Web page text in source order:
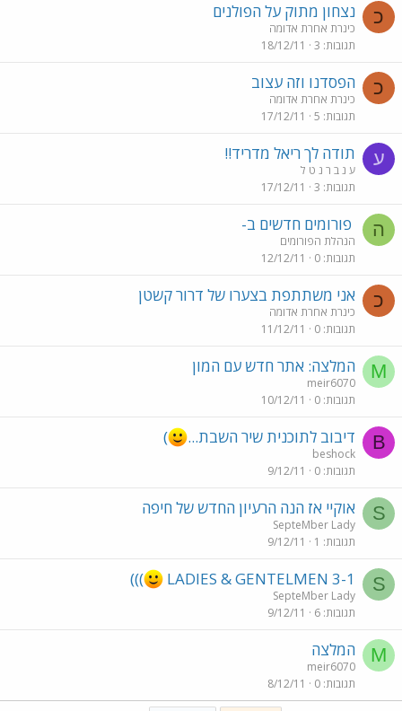
כ נצחון מתוק על הפולנים
כינרת אחרת אדומה
תגובות 3
18/12/11
כ הפסדנו וזה עצוב
כינרת אחרת אדומה
תגובות 5
17/12/11
ע תודה לך ריאל מדריד!!
ע נ ב ר נ ט ל
תגובות 3
17/12/11
ה פורומים חדשים ב-
הנהלת הפורומים
תגובות 0
12/12/11
כ אני משתתפת בצערו של דרור קשטן
כינרת אחרת אדומה
תגובות 0
11/12/11
M המלצה: אתר חדש עם המון
meir6070
תגובות 0
10/12/11
B דיבוב לתוכנית שיר השבת... )
beshock
תגובות 0
9/12/11
S אוקיי אז הנה הרעיון החדש של חיפה
SepteMber Lady
תגובות 1
9/12/11
S
LADIES & GENTELMEN 3-1
)))
SepteMber Lady
תגובות 6
9/12/11
M המלצה
meir6070
תגובות 0
8/12/11